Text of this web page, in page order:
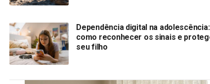
Dependência digital na adolescência:
como reconhecer os sinais e
seu filho